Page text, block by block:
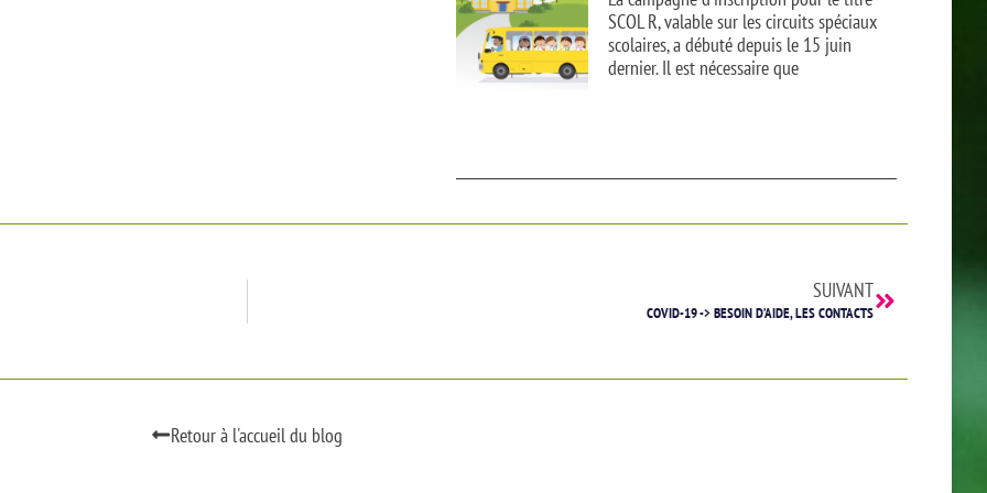
SCOL R, valable sur les circuits spéciaux
scolaires, a débuté depuis le 15 juin
dernier. Il est nécessaire que
SUIVANT
COVID-19 -> BESOIN D’AIDE, LES CONTACTS
Retour à l'accueil du blog